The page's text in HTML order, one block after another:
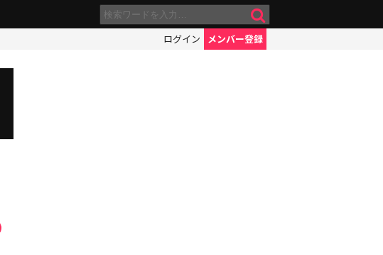
ログイン メンバー登録